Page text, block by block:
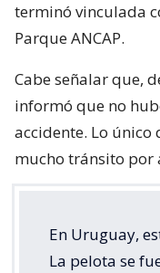
terminó vinculada
Parque ANCAP.
Cabe señalar que,
informó que no
accidente. Lo único
mucho tránsito por
En Uruguay,
La pelota se